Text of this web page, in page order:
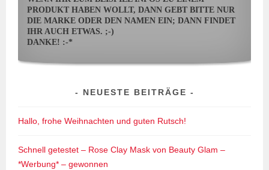
PRODUKT HABEN WOLLT, DANN GEBT BITTE NUR
DIE MARKE ODER DEN NAMEN EIN; DANN FINDET
IHR AUCH ETWAS. ;-)
DANKE! :-*
NEUESTE BEITRÄGE
Hallo, frohe Weihnachten und guten Rutsch!
Schnell getestet – Rose Clay Mask von Beauty Glam –
*Werbung* – gewonnen